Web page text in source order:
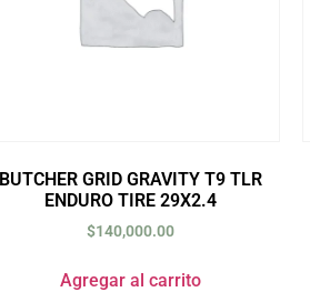
BUTCHER GRID GRAVITY T9 TLR
ENDURO TIRE 29X2.4
$140,000.00
Agregar al carrito